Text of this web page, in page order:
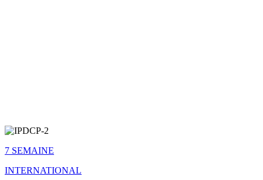
7 SEMAINE
INTERNATIONAL